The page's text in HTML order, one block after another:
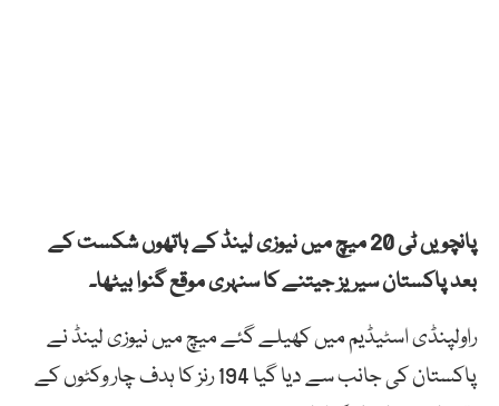
پانچویں ٹی 20 میچ میں نیوزی لینڈ کے ہاتھوں شکست کے
بعد پاکستان سیریز جیتنے کا سنہری موقع گنوا بیٹھا۔
راولپنڈی اسٹیڈیم میں کھیلے گئے میچ میں نیوزی لینڈ نے
پاکستان کی جانب سے دیا گیا 194 رنز کا ہدف چار وکٹوں کے